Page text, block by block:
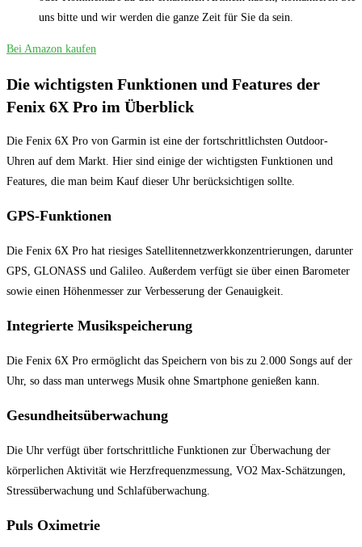
uns bitte und wir werden die ganze Zeit für Sie da sein.
Bei Amazon kaufen
Die ⁤wichtigsten Funktionen und Features der
Fenix⁣ 6X Pro im Überblick
Die Fenix 6X Pro‌ von Garmin ist eine ‌der fortschrittlichsten Outdoor-
Uhren auf⁤ dem Markt. Hier sind‍ einige der wichtigsten ‌Funktionen und
Features, die man⁤ beim Kauf dieser ​Uhr⁣ berücksichtigen‌ sollte.
GPS-Funktionen
Die Fenix ‍6X Pro hat riesiges Satellitennetzwerkkonzentrierungen, darunter
‍GPS, GLONASS⁣ und Galileo. Außerdem verfügt​ sie über einen Barometer
sowie einen Höhenmesser zur Verbesserung der Genauigkeit.
Integrierte Musikspeicherung
Die Fenix 6X ​Pro ermöglicht das ⁤Speichern von bis zu‌ 2.000 Songs auf der
Uhr, so dass man unterwegs Musik ohne ⁤Smartphone genießen kann.
Gesundheitsüberwachung
Die Uhr ⁣verfügt über fortschrittliche Funktionen zur Überwachung‌ der
körperlichen Aktivität​ wie Herzfrequenzmessung,​ VO2 ⁢Max-Schätzungen,
Stressüberwachung und​ Schlafüberwachung.
Puls ‍Oximetrie